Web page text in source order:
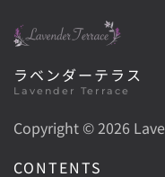
ラベンダーテラス
Lavender Terrace
Copyright ©2026
CONTENTS